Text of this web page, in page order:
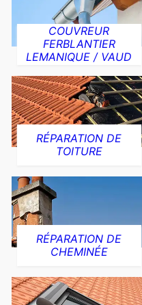
COUVREUR
FERBLANTIER
LEMANIQUE / VAUD
RÉPARATION DE
TOITURE
RÉPARATION DE
CHEMINÉE